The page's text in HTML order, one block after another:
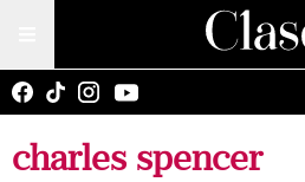
charles spencer